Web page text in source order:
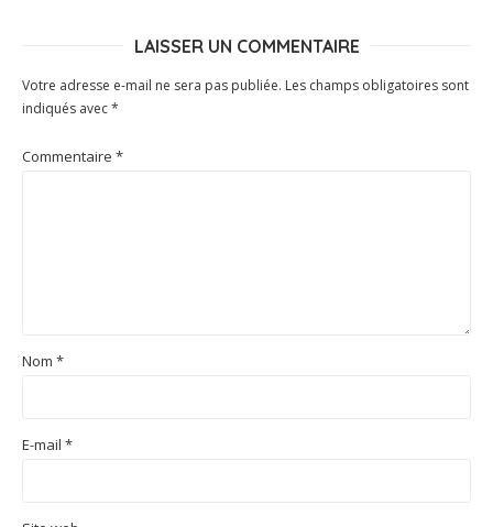
LAISSER UN COMMENTAIRE
Votre adresse e-mail ne sera pas publiée. Les champs obligatoires sont
indiqués avec*
Commentaire *
Nom *
E-mail *